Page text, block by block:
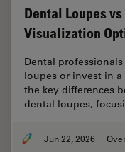
Dental Loupes
Visualization
Dental
loupes or invest in
the key differences
dental loupes,
Jun 22, 2026